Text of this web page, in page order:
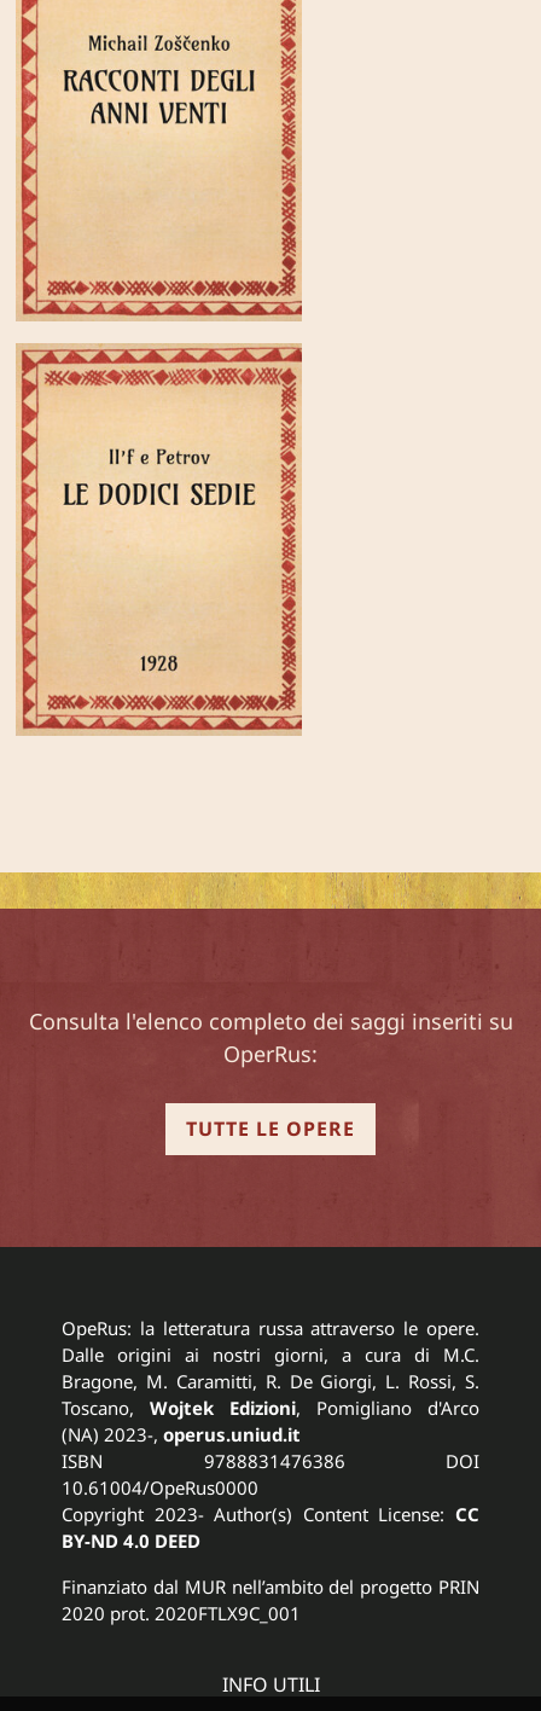
Consulta l'elenco completo dei saggi inseriti su
OperRus:
TUTTE LE OPERE
OpeRus: la letteratura russa attraverso le opere.
Dalle origini ai nostri giorni, a cura di M.C.
Bragone, M. Caramitti, R. De Giorgi, L. Rossi, S.
Toscano,Wojtek Edizioni, Pomigliano d'Arco
(NA) 2023-,operus.uniud.it
ISBN 9788831476386 DOI
10.61004/OpeRus0000
Copyright 2023- Author(s) Content License: CC
BY-ND 4.0 DEED
Finanziato dal MUR nell’ambito del progetto PRIN
2020 prot. 2020FTLX9C_001
INFO UTILI